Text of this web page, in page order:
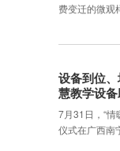
费变迁的微观
设备到位
慧教学设
7月31日，“情
仪式在广西南